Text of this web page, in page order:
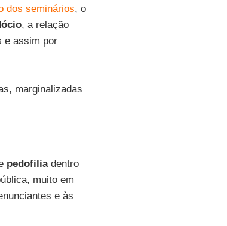
dos seminários, o
, a relação
e assim por
marginalizadas
pedofiliadentro
muito em
e às